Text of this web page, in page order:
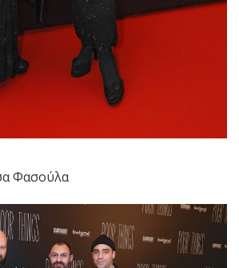
Φασούλα